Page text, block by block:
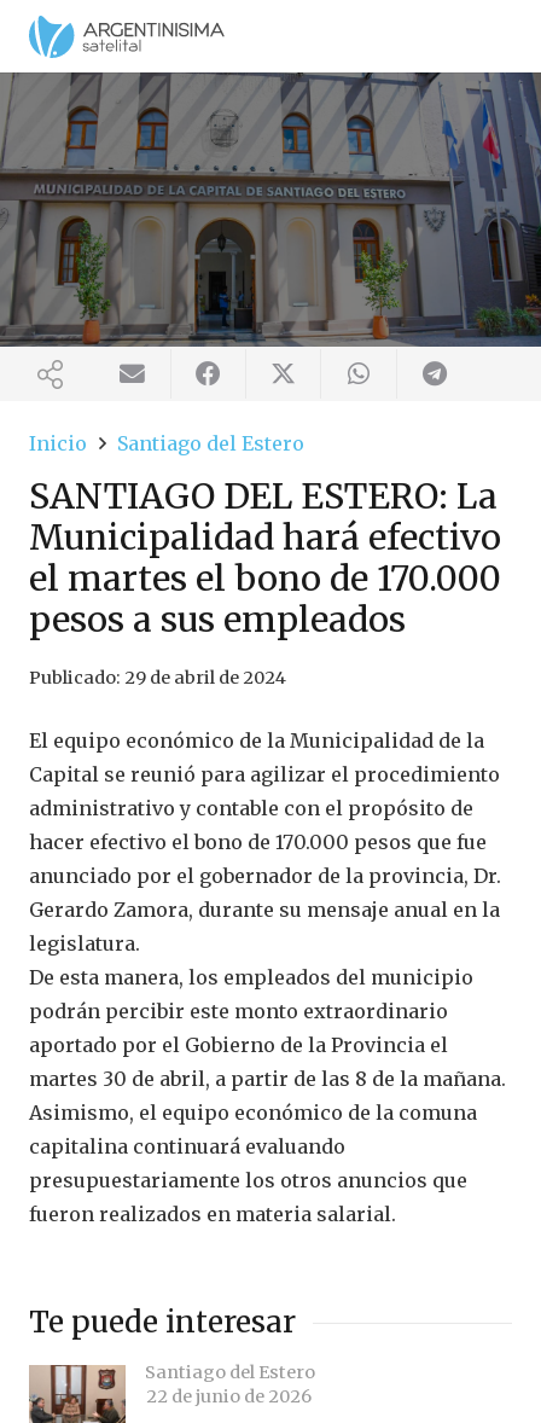
Inicio Santiago del Estero
SANTIAGO DEL ESTERO: La
Municipalidad hará efectivo
el martes el bono de 170.000
pesos a sus empleados
Publicado: 29 de abril de 2024
El equipo económico de la Municipalidad de la
Capital se reunió para agilizar el procedimiento
administrativo y contable con el propósito de
hacer efectivo el bono de 170.000 pesos que fue
anunciado por el gobernador de la provincia, Dr.
Gerardo Zamora, durante su mensaje anual en la
legislatura.
De esta manera, los empleados del municipio
podrán percibir este monto extraordinario
aportado por el Gobierno de la Provincia el
martes 30 de abril, a partir de las 8 de la mañana.
Asimismo, el equipo económico de la comuna
capitalina continuará evaluando
presupuestariamente los otros anuncios que
fueron realizados en materia salarial.
Te puede interesar
Santiago del Estero
22 de junio de 2026